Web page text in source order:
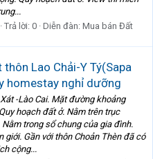
Trả lời: 0 Diễn đàn: Mua bán Đất
thôn Lao Chải-Y Tý(Sapa
homestay nghỉ dưỡng
-Lào Cai. Mặt đường khoảng
hoạch đất ở. Nằm trên trục
trong sổ chung của gia đình.
giới. Gần với thôn Choản Thèn đã có
cộng...